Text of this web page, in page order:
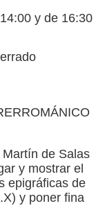
y de 16:30
de Salas
y mostrar el
epigráficas de
y poner fina